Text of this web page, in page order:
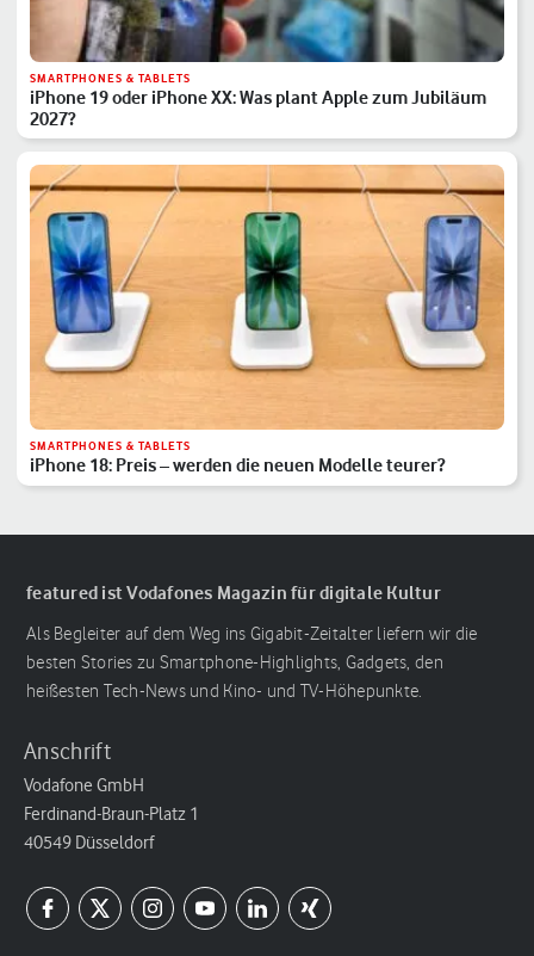
SMARTPHONES & TABLETS
iPhone 19 oder iPhone XX: Was plant Apple zum Jubiläum
2027?
SMARTPHONES & TABLETS
iPhone 18: Preis – werden die neuen Modelle teurer?
featured ist Vodafones Magazin für digitale Kultur
Als Begleiter auf dem Weg ins Gigabit-Zeitalter liefern wir die
besten Stories zu Smartphone-Highlights, Gadgets, den
heißesten Tech-News und Kino- und TV-Höhepunkte.
Anschrift
Vodafone GmbH
Ferdinand-Braun-Platz 1
40549 Düsseldorf